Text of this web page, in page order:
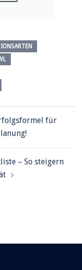
für
– So steigern